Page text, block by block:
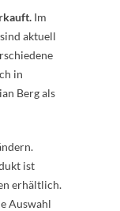
Im
aktuell
in
Berg als
ist
erhältlich.
Auswahl